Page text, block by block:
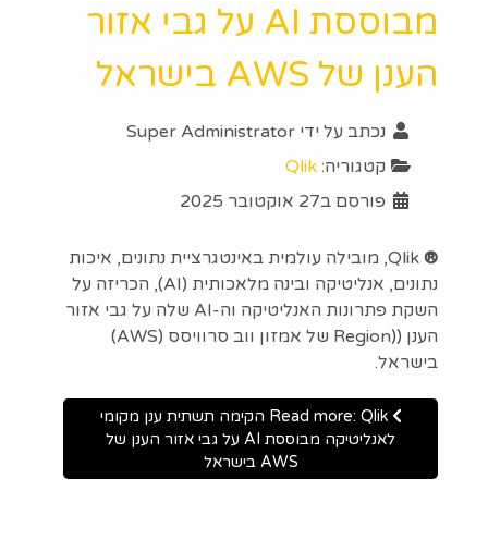
מבוססת AI על גבי אזור
הענן של AWS בישראל
נכתב על ידי Super Administrator
קטגוריה: Qlik
פורסם ב27 אוקטובר 2025
®
Qlik, מובילה עולמית באינטגרציית נתונים, איכות
נתונים, אנליטיקה ובינה מלאכותית (AI), הכריזה על
השקת פתרונות האנליטיקה וה-AI שלה על גבי אזור
הענן ((Region של אמזון ווב סרוויסס (AWS)
בישראל.
Read more: Qlik הקימה תשתית ענן מקומי
לאנליטיקה מבוססת AI על גבי אזור הענן של
AWS בישראל